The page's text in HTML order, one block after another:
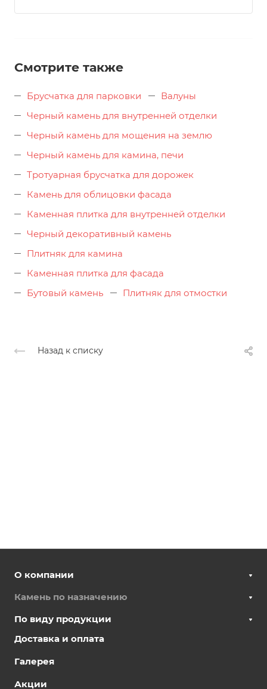
Смотрите также
Брусчатка для парковки
Валуны
Черный камень для внутренней отделки
Черный камень для мощения на землю
Черный камень для камина, печи
Тротуарная брусчатка для дорожек
Камень для облицовки фасада
Каменная плитка для внутренней отделки
Черный декоративный камень
Плитняк для камина
Каменная плитка для фасада
Бутовый камень
Плитняк для отмостки
Назад к списку
О компании
Камень по назначению
По виду продукции
Доставка и оплата
Галерея
Акции